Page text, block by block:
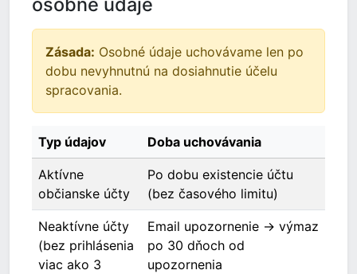
Zásada: Osobné údaje uchovávame len po
dobu nevyhnutnú na dosiahnutie účelu
spracovania.
Typ údajov Doba uchovávania
Aktívne
občianske účty
Po dobu existencie účtu
(bez časového limitu)
Neaktívne účty
(bez prihlásenia
viac ako 3
Email upozornenie → výmaz
po 30 dňoch od
upozornenia